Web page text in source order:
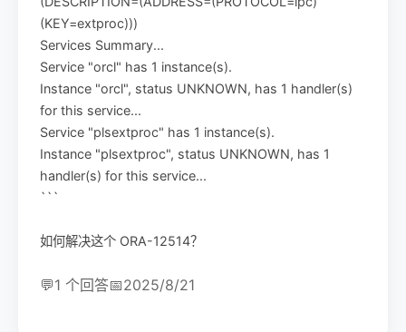
(KEY=extproc)))
Services Summary...
Service "orcl" has 1 instance(s).
Instance "orcl", status UNKNOWN, has 1 handler(s)
for this service...
Service "plsextproc" has 1 instance(s).
Instance "plsextproc", status UNKNOWN, has 1
handler(s) for this service...
```
如何解决这个 ORA-12514？
💬1 个回答📅2025/8/21